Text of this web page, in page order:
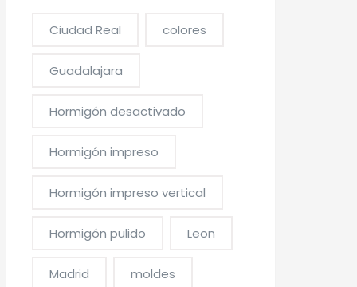
Ciudad Real colores
Guadalajara
Hormigón desactivado
Hormigón impreso
Hormigón impreso vertical
Hormigón pulido Leon
Madrid moldes